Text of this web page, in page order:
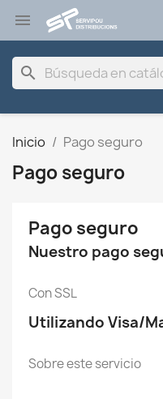

search
Inicio Pago seguro
Pago seguro
Pago seguro
Nuestro pago
Con SSL
Utilizando Visa/
Sobre este servicio